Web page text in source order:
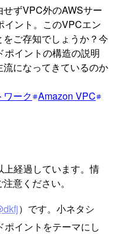
ずVPC外のAWSサー
イント。このVPCエン
ご存知でしょうか？今
ポイントの構造の説明
になってきているのか
ワーク Amazon VPC
上経過しています。情
意ください。
）です。小ネタシ
イントをテーマにし